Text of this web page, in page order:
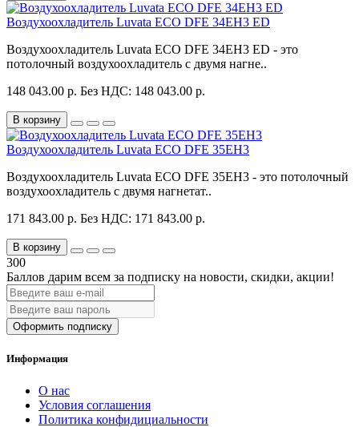
Воздухоохладитель Luvata ECO DFE 34EH3 ED
Воздухоохладитель Luvata ECO DFE 34EH3 ED - это
потолочный воздухоохладитель с двумя нагне..
148 043.00 р. Без НДС: 148 043.00 р.
В корзину
Воздухоохладитель Luvata ECO DFE 35EH3
Воздухоохладитель Luvata ECO DFE 35EH3 - это потолочный
воздухоохладитель с двумя нагнетат..
171 843.00 р. Без НДС: 171 843.00 р.
В корзину
300
Баллов дарим всем за подписку на новости, скидки, акции!
Оформить подписку
Информация
О нас
Условия соглашения
Политика конфидициальности